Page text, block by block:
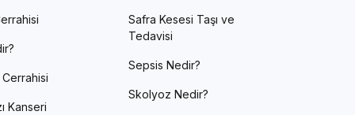
Kanseri
Safra Kesesi Taşı ve
Tedavisi
Sepsis Nedir?
Skolyoz Nedir?